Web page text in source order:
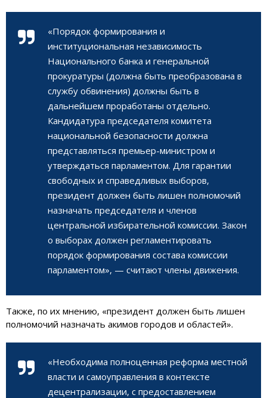
«Порядок формирования и
институциональная независимость
Национального банка и генеральной
прокуратуры (должна быть преобразована в
службу обвинения) должны быть в
дальнейшем проработаны отдельно.
Кандидатура председателя комитета
национальной безопасности должна
представляться премьер-министром и
утверждаться парламентом. Для гарантии
свободных и справедливых выборов,
президент должен быть лишен полномочий
назначать председателя и членов
центральной избирательной комиссии. Закон
о выборах должен регламентировать
порядок формирования состава комиссии
парламентом», — считают члены движения.
Также, по их мнению, «президент должен быть лишен
полномочий назначать акимов городов и областей».
«Необходима полноценная реформа местной
власти и самоуправления в контексте
децентрализации, с предоставлением